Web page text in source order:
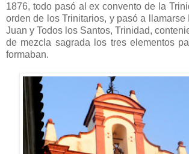
1876, todo pasó al ex convento de la
orden de los Trinitarios, y pasó a llamarse
Juan y Todos los Santos, Trinidad,
de mezcla sagrada los tres elementos
formaban.